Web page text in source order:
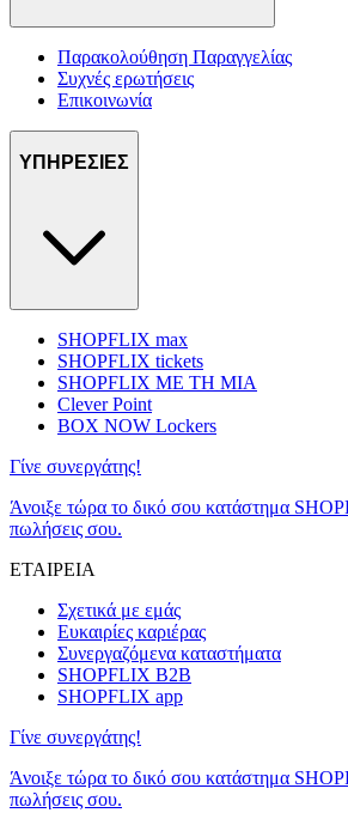
Παρακολούθηση Παραγγελίας
Συχνές ερωτήσεις
Επικοινωνία
ΥΠΗΡΕΣΙΕΣ
SHOPFLIX max
SHOPFLIX tickets
SHOPFLIX ΜΕ ΤΗ ΜΙΑ
Clever Point
BOX NOW Lockers
Γίνε συνεργάτης!
Άνοιξε τώρα το δικό σου κατάστημα
πωλήσεις σου.
ΕΤΑΙΡΕΙΑ
Σχετικά με εμάς
Ευκαιρίες καριέρας
Συνεργαζόμενα καταστήματα
SHOPFLIX B2B
SHOPFLIX app
Γίνε συνεργάτης!
Άνοιξε τώρα το δικό σου κατάστημα
πωλήσεις σου.